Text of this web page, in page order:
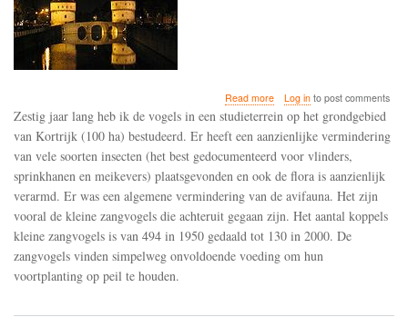
Read moreabout
De
lente:
neergang
van
insecten
en
broedvogels
in
sinds
Log into post comments
Zestig jaar lang heb ik de vogels in een studieterrein op het grondgebied
van Kortrijk (100 ha) bestudeerd. Er heeft een aanzienlijke vermindering
van vele soorten insecten (het best gedocumenteerd voor vlinders,
sprinkhanen en meikevers) plaatsgevonden en ook de flora is aanzienlijk
verarmd. Er was een algemene vermindering van de avifauna. Het zijn
vooral de kleine zangvogels die achteruit gegaan zijn. Het aantal koppels
kleine zangvogels is van 494 in 1950 gedaald tot 130 in 2000. De
zangvogels vinden simpelweg onvoldoende voeding om hun
voortplanting op peil te houden.